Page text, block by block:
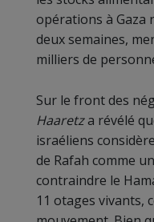
opérations à Gaza
deux semaines,
milliers de
Sur le front des
Haaretza révélé
israéliens
de Rafah comme
contraindre le
11 otages vivants,